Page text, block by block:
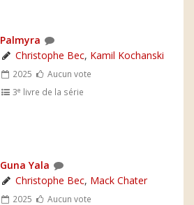
Palmyra
Christophe Bec, Kamil Kochanski
2025
Aucun vote
3e livre de la série
Guna Yala
Christophe Bec, Mack Chater
2025
Aucun vote